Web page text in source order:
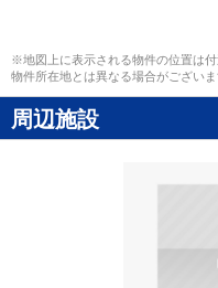
※地図上に表示される物件の位置は
物件所在地とは異なる場合がございま
周辺施設